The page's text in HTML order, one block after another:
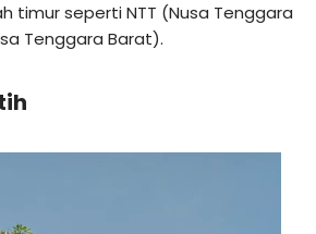
timur seperti NTT (Nusa Tenggara
Tenggara Barat).